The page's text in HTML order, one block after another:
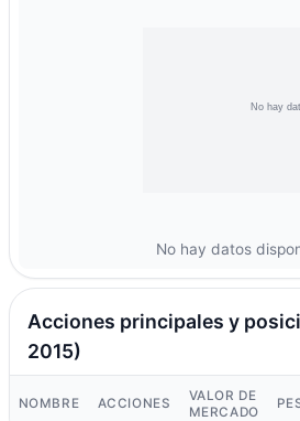
No hay datos
Acciones principales y
2015)
NOMBRE ACCIONES
VALOR DE
MERCADO